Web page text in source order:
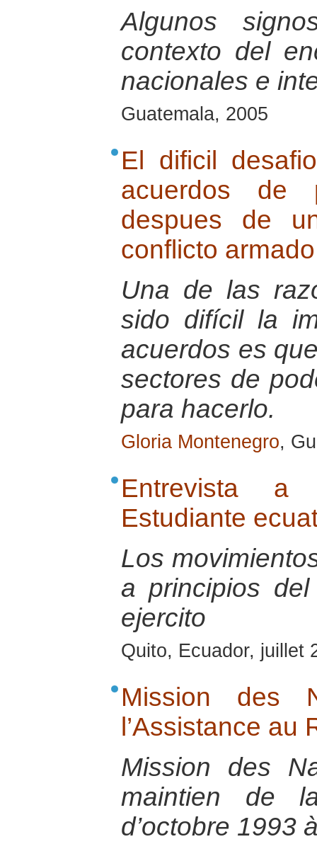
Algunos
contexto del
nacionales e
Guatemala, 2005
El dificil
acuerdos de
despues de
conflicto armado
Una de las
sido difícil la
acuerdos es
sectores de
para hacerlo.
Gloria Montenegro,
Entrevista a
Estudiante
Los
a principios
ejercito
Quito, Ecuador, juillet
Mission des
l’Assistance au
Mission des
maintien de
d’octobre 1993